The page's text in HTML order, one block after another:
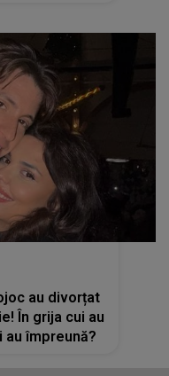
au divorțat
În grija cui au
împreună?